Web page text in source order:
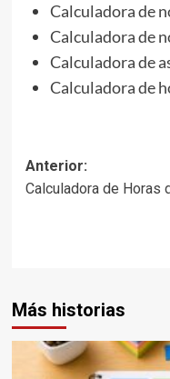
Calculadora de
Calculadora de
Calculadora de
Calculadora de
Navegación
de
Anterior:
Calculadora de Horas
Más historias